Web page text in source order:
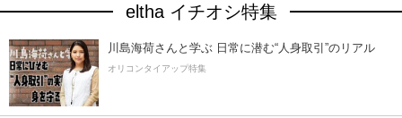
eltha イチオシ特集
川島海荷さんと学ぶ 日常に潜む“人身取引”のリアル
オリコンタイアップ特集